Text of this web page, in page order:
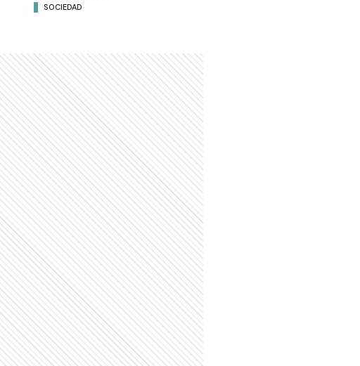
SOCIEDAD